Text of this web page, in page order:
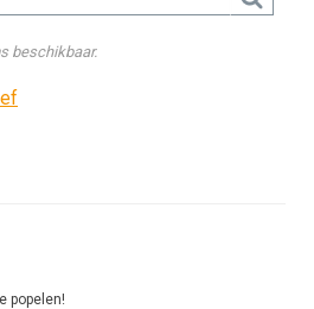
beschikbaar.
popelen!